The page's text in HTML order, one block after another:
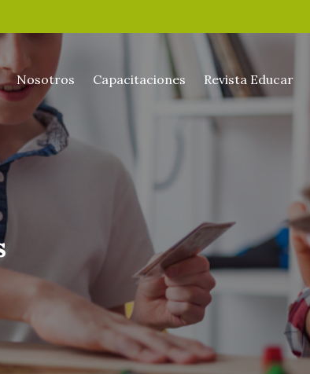
Nosotros Capacitaciones Revista Educar